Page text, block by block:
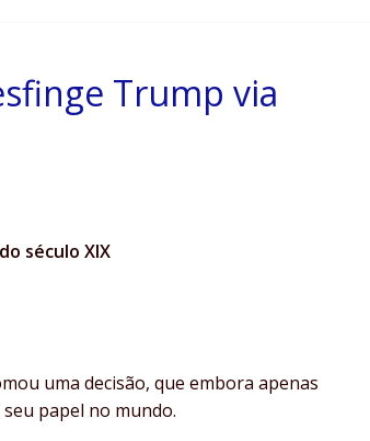
Trump via
século XIX
uma decisão, que embora apenas
papel no mundo.